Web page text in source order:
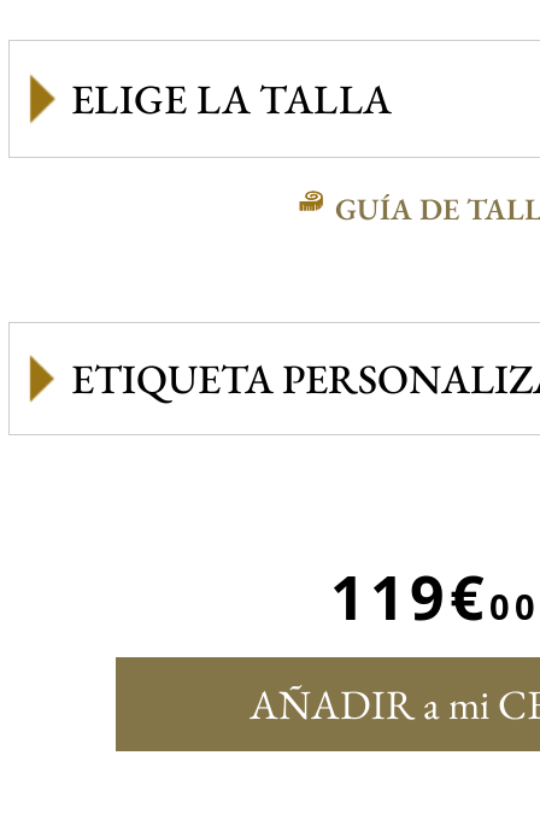
GUÍA DE
ETIQUETA
119€00
AÑADIR a mi